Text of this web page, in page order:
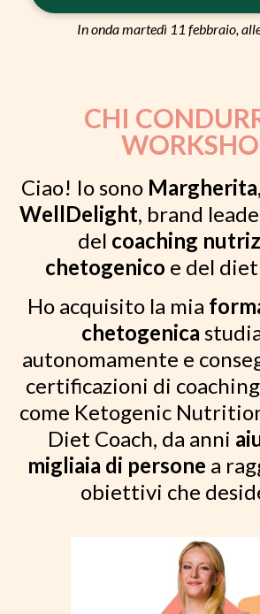
In onda martedì 11 febbraio,
CHI
Ciao! Io sono Margherita
WellDelight, brand
del coaching
chetogenico e del
Ho acquisito la mia
chetogenica
autonomamente e
certificazioni di coaching
come Ketogenic
Diet Coach, da anni
migliaia di persone a
obiettivi che